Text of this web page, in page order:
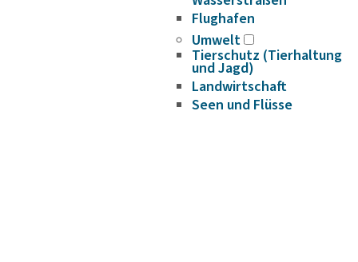
Flughafen
Umwelt
Tierschutz (Tierhaltung
und Jagd)
Landwirtschaft
Seen und Flüsse